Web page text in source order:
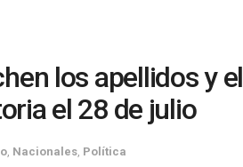
los apellidos y el
el 28 de julio
Nacionales Política